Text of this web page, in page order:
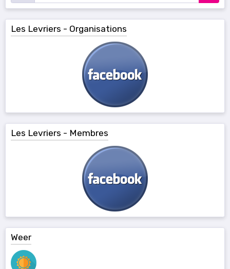
Les Levriers - Organisations
Les Levriers - Membres
Weer